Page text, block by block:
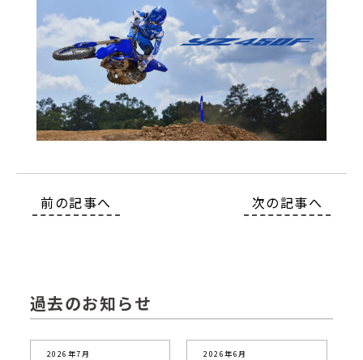
前の記事へ 次の記事へ
過去のお知らせ
2026年7月 2026年6月